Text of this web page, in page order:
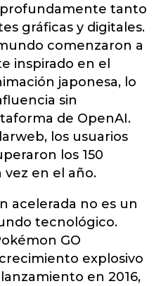
tanto
gráficas y digitales.
comenzaron a
inspirado en el
japonesa, lo
sin
de OpenAI.
los usuarios
los 150
en el año.
acelerada no es un
tecnológico.
GO
explosivo
en 2016,